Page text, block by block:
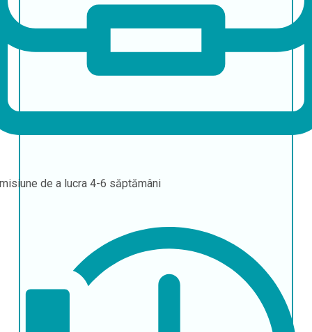
de a lucra 4-6 săptămâni